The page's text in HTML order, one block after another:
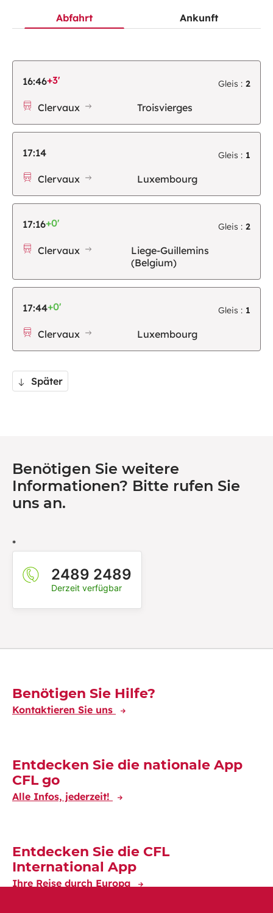
Abfahrt Ankunft
16:46+3' Gleis : 2
Clervaux Troisvierges
17:14 Gleis : 1
Clervaux Luxembourg
17:16+0' Gleis : 2
Clervaux
Liege-Guillemins
(Belgium)
17:44+0' Gleis : 1
Clervaux Luxembourg
Später
Benötigen Sie weitere
Informationen? Bitte rufen Sie
uns an.
*
2489 2489
Derzeit verfügbar
Découvrez-en plus
Benötigen Sie Hilfe?
Kontaktieren Sie uns
Entdecken Sie die nationale App
CFL go
Alle Infos, jederzeit!
Entdecken Sie die CFL
International App
Ihre Reise durch Europa